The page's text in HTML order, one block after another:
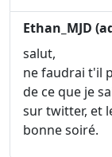
Ethan_MJD
salut,
ne faudrai t'il
de ce que je
sur twitter, et
bonne soiré.